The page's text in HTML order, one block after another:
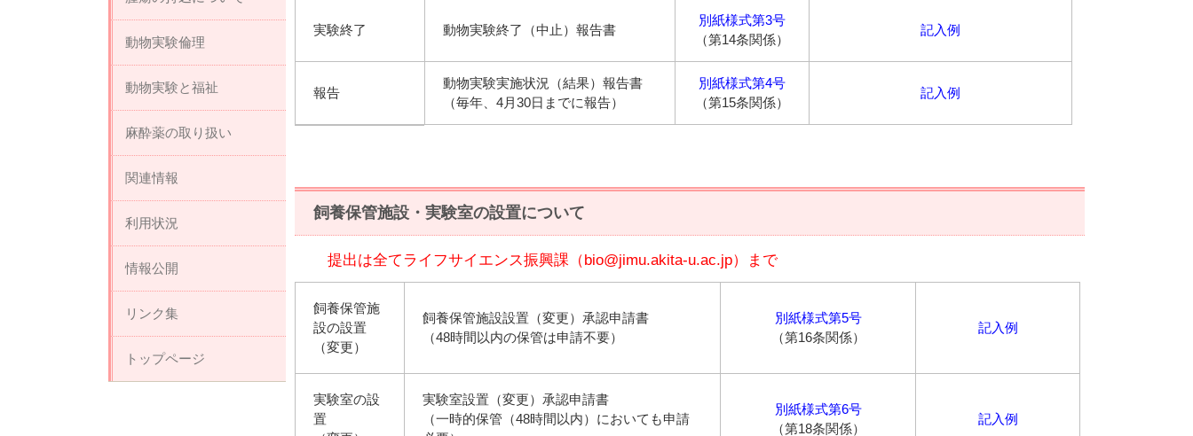
実験終了 動物実験終了（中止）報告書
別紙様式第3号
（第14条関係）
記入例
報告
動物実験実施状況（結果）報告書
（毎年、4月30日までに報告）
別紙様式第4号
（第15条関係）
記入例
飼養保管施設・実験室の設置について
提出は全てライフサイエンス振興課（bio@jimu.akita-u.ac.jp）まで
飼養保管施
設の設置
（変更）
飼養保管施設設置（変更）承認申請書
（48時間以内の保管は申請不要）
別紙様式第5号
（第16条関係）
記入例
実験室の設
置
実験室設置（変更）承認申請書
（一時的保管（48時間以内）においても申請
別紙様式第6号
（第18条関係）
記入例
動物実験倫理
動物実験と福祉
麻酔薬の取り扱い
関連情報
利用状況
情報公開
リンク集
トップページ